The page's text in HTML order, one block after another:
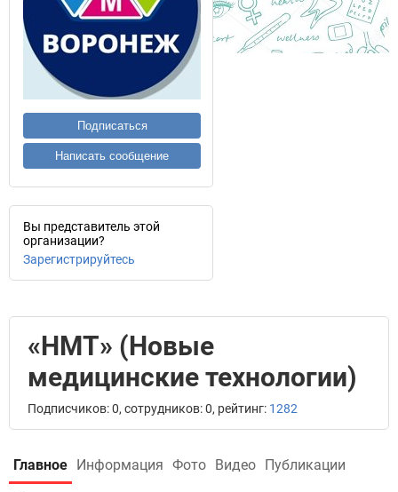
Подписаться
Написать сообщение
Вы представитель этой
организации?
Зарегистрируйтесь
«НМТ» (Новые
медицинские технологии)
Подписчиков: 0, сотрудников: 0, рейтинг: 1282
Главное Информация Фото Видео Публикации